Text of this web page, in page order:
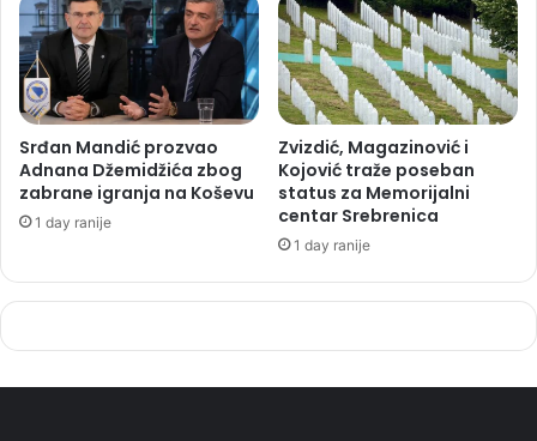
Srđan Mandić prozvao
Adnana Džemidžića zbog
zabrane igranja na Koševu
1 day ranije
Zvizdić, Magazinović i
Kojović traže poseban
status za Memorijalni
centar Srebrenica
1 day ranije